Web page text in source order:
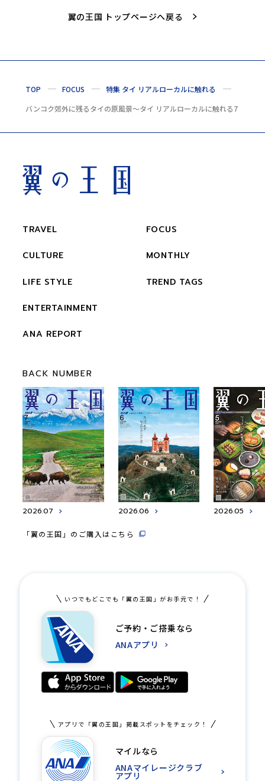
翼の王国 トップページへ戻る
TOP FOCUS
特集 タイ リアルローカルに触れる
バンコク郊外に残るタイの原風景〜タイ リアルローカルに触れる7
TRAVEL
CULTURE
LIFE STYLE
ENTERTAINMENT
ANA REPORT
FOCUS
MONTHLY
TREND TAGS
BACK NUMBER
2026.07 2026.06 2026.05
「翼の王国」のご購入はこちら
いつでもどこでも「翼の王国」がお手元で！
ご予約・ご搭乗なら
ANAアプリ
アプリで「翼の王国」掲載スポットをチェック！
マイルなら
ANAマイレージクラブ
アプリ